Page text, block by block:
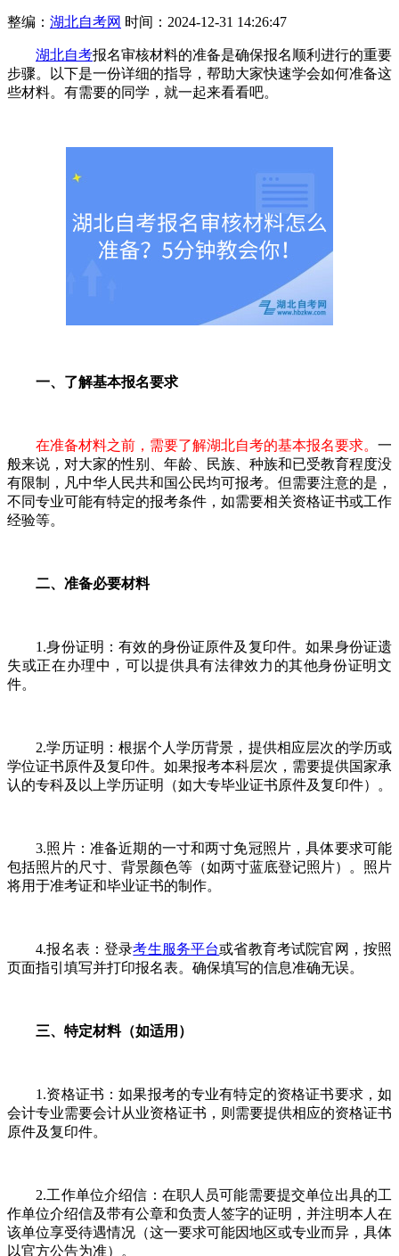
整编： 湖北自考网 时间：2024-12-31 14:26:47
湖北自考报名审核材料的准备是确保报名顺利进行的重要
步骤。以下是一份详细的指导，帮助大家快速学会如何准备这
些材料。有需要的同学，就一起来看看吧。
一、了解基本报名要求
在准备材料之前，需要了解湖北自考的基本报名要求。 一
般来说，对大家的性别、年龄、民族、种族和已受教育程度没
有限制，凡中华人民共和国公民均可报考。但需要注意的是，
不同专业可能有特定的报考条件，如需要相关资格证书或工作
经验等。
二、准备必要材料
1.身份证明：有效的身份证原件及复印件。如果身份证遗
失或正在办理中，可以提供具有法律效力的其他身份证明文
件。
2.学历证明：根据个人学历背景，提供相应层次的学历或
学位证书原件及复印件。如果报考本科层次，需要提供国家承
认的专科及以上学历证明（如大专毕业证书原件及复印件）。
3.照片：准备近期的一寸和两寸免冠照片，具体要求可能
包括照片的尺寸、背景颜色等（如两寸蓝底登记照片）。照片
将用于准考证和毕业证书的制作。
4.报名表：登录考生服务平台或省教育考试院官网，按照
页面指引填写并打印报名表。确保填写的信息准确无误。
三、特定材料（如适用）
1.资格证书：如果报考的专业有特定的资格证书要求，如
会计专业需要会计从业资格证书，则需要提供相应的资格证书
原件及复印件。
2.工作单位介绍信：在职人员可能需要提交单位出具的工
作单位介绍信及带有公章和负责人签字的证明，并注明本人在
该单位享受待遇情况（这一要求可能因地区或专业而异，具体
以官方公告为准）。